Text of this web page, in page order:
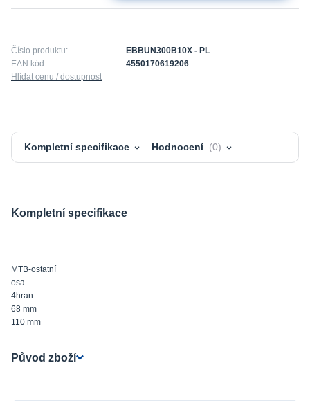
Číslo produktu:
EBBUN300B10X - PL
EAN kód:
4550170619206
Hlídat cenu / dostupnost
Kompletní specifikace Hodnocení 0
Kompletní specifikace
MTB-ostatní
osa
4hran
68 mm
110 mm
Původ zboží